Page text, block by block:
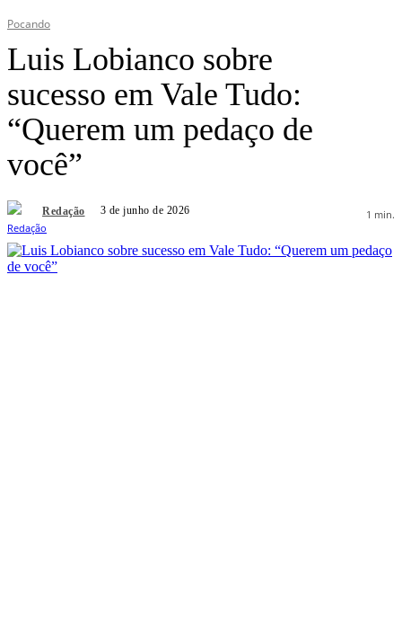
Pocando
Luis Lobianco sobre
sucesso em Vale Tudo:
“Querem um pedaço de
você”
Redação 3 de junho de 2026 1 min.